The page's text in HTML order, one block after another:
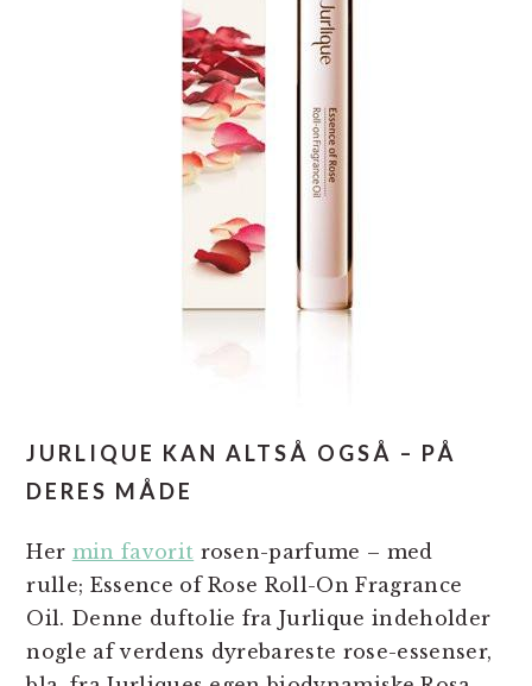
JURLIQUE KAN ALTSÅ OGSÅ – PÅ
DERES MÅDE
Her min favorit rosen-parfume – med
rulle; Essence of Rose Roll-On Fragrance
Oil. Denne duftolie fra Jurlique indeholder
nogle af verdens dyrebareste rose-essenser,